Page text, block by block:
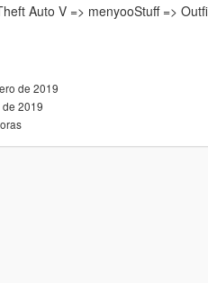
Auto V => menyooStuff =>
de 2019
2019